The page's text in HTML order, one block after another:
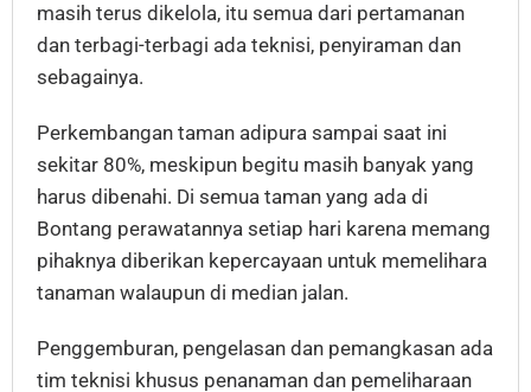
masih terus dikelola, itu semua dari pertamanan
dan terbagi-terbagi ada teknisi, penyiraman dan
sebagainya.
Perkembangan taman adipura sampai saat ini
sekitar 80%, meskipun begitu masih banyak yang
harus dibenahi. Di semua taman yang ada di
Bontang perawatannya setiap hari karena memang
pihaknya diberikan kepercayaan untuk memelihara
tanaman walaupun di median jalan.
Penggemburan, pengelasan dan pemangkasan ada
tim teknisi khusus penanaman dan pemeliharaan